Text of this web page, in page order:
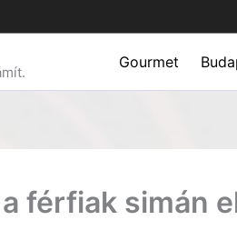
Gourmet
férfiak simán